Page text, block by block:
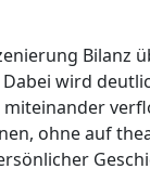
Bilanz
wird
ohne auf